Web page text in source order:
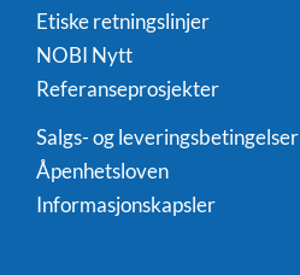
Etiske retningslinjer
NOBI Nytt
Referanseprosjekter
Salgs- og leveringsbetingelser
Åpenhetsloven
Informasjonskapsler